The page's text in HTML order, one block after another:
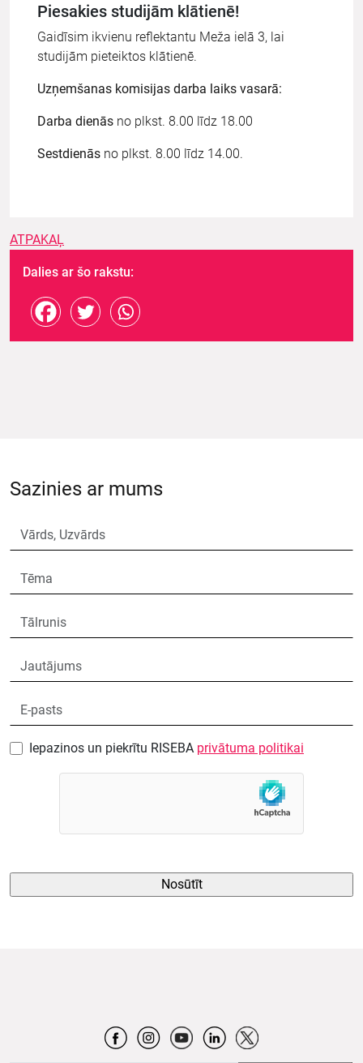
Piesakies studijām klātienē!
Gaidīsim ikvienu reflektantu Meža ielā 3, lai
studijām pieteiktos klātienē.
Uzņemšanas komisijas darba laiks vasarā:
Darba dienās no plkst. 8.00 līdz 18.00
Sestdienās no plkst. 8.00 līdz 14.00.
ATPAKAĻ
Dalies ar šo rakstu:
Sazinies ar mums
Iepazinos un piekrītu RISEBA privātuma politikai